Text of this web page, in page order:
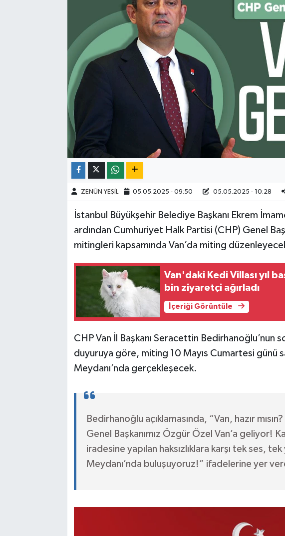
ZENÜN YEŞİL 05.05.2025 - 09:50 05.05.2025 - 10:28
İstanbul Büyükşehir Belediye Başkanı Ekrem
ardından Cumhuriyet Halk Partisi (CHP) Genel
mitingleri kapsamında Van’da miting
Van'daki Kedi Villası yıl
bin ziyaretçi ağırladı
İçeriği Görüntüle
CHP Van İl Başkanı Seracettin Bedirhanoğlu’nun
duyuruya göre, miting 10 Mayıs Cumartesi günü
Meydanı’nda gerçekleşecek.
Bedirhanoğlu açıklamasında, “Van, hazır
Genel Başkanımız Özgür Özel Van’a geliyor!
iradesine yapılan haksızlıklara karşı tek ses,
Meydanı’nda buluşuyoruz!” ifadelerine yer